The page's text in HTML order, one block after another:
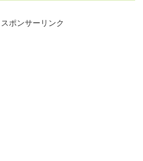
スポンサーリンク